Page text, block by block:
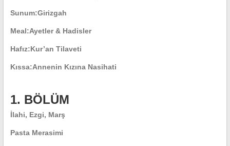
Sunum:Girizgah
Meal:Ayetler & Hadisler
Hafız:Kur’an Tilaveti
Kıssa:Annenin Kızına Nasihati
1. BÖLÜM
İlahi, Ezgi, Marş
Pasta Merasimi